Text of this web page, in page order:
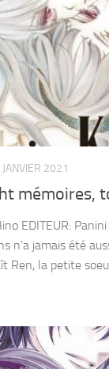
2021
mémoires,
EDITEUR:
n’a jamais été
Ren, la petite